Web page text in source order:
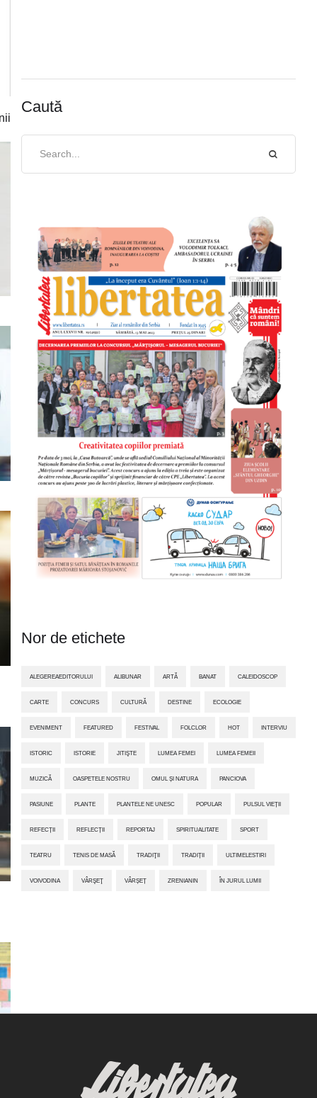
Caută
Nor de etichete
ALEGEREAEDITORULUI ALIBUNAR ARTĂ BANAT CALEIDOSCOP
CARTE CONCURS CULTURĂ DESTINE ECOLOGIE
EVENIMENT FEATURED FESTIVAL FOLCLOR HOT INTERVIU
ISTORIC ISTORIE JITIŞTE LUMEA FEMEI LUMEA FEMEII
MUZICĂ OASPETELE NOSTRU OMUL ȘI NATURA PANCIOVA
PASIUNE PLANTE PLANTELE NE UNESC POPULAR PULSUL VIEȚII
REFECȚII REFLECȚII REPORTAJ SPIRITUALITATE SPORT
TEATRU TENIS DE MASĂ TRADIŢII TRADIȚII ULTIMELESTIRI
VOIVODINA VÂRŞEŢ VÂRȘEȚ ZRENIANIN ÎN JURUL LUMII